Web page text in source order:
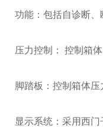
功能：包括自诊断
压力控制： 控制箱
脚踏板：控制箱体
显示系统：采用西门